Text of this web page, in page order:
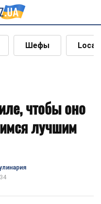
Шефы Local
чтобы оно
лучшим